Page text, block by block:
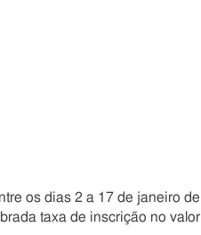
os dias 2 a 17 de janeiro
taxa de inscrição no